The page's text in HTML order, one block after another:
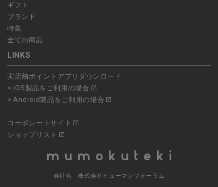
ギフト
ブランド
特集
全ての商品
LINKS
実店舗ポイントアプリダウンロード
> iOS製品をご利用の場合
> Android製品をご利用の場合
コーポレートサイト
ショップリスト
会社名 株式会社ヒューマンフォーラム